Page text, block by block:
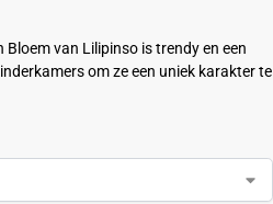
Bloem van Lilipinso is trendy en een
om ze een uniek karakter te